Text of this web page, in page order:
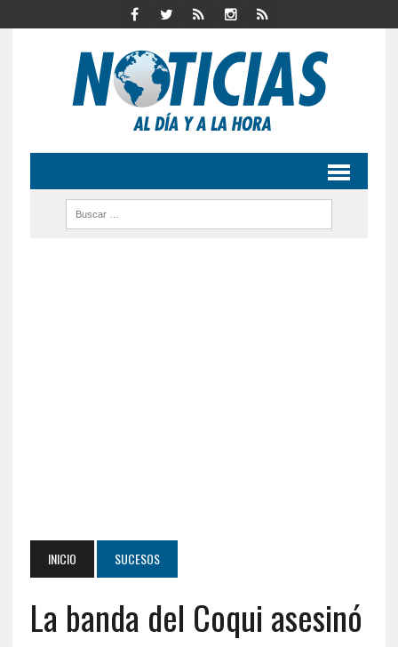
INICIO SUCESOS
La banda del Coqui asesinó